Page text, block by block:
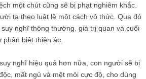
một chút cũng sẽ bị phạt nghiêm khắc.
ta theo luật lệ một cách vô thức. Qua đó
nghĩ thông thường, giá trị quan và cuối
biệt thiện ác.
nghĩ hiệu quả hơn nữa, con người sẽ bị
mất ngủ và mệt mỏi cực độ, cho dùng